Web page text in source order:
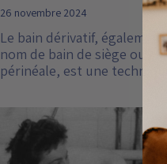
26 novembre 2024
Le bain dérivatif,
nom de bain de siège ou
périnéale, est une
suscite un intérêt
nombreux bienfaits sur la
C’est une méthode
depuis la nuit des temps,
réellement sans danger